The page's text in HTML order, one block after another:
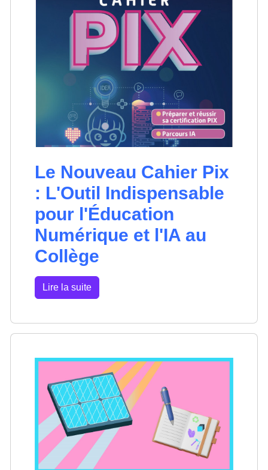
Le Nouveau Cahier Pix
: L'Outil Indispensable
pour l'Éducation
Numérique et l'IA au
Collège
Lire la suite